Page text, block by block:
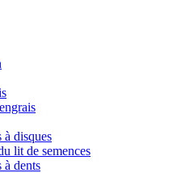
à disques
lit de semences
à dents